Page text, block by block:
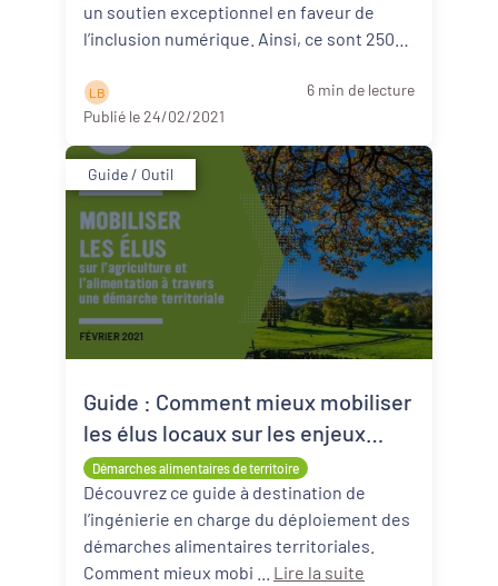
un soutien exceptionnel en faveur de
l’inclusion numérique. Ainsi, ce sont 250
L B
6 min de lecture
Publié le 24/02/2021
Guide / Outil
Démarches alimentaires de territoire
Guide : Comment mieux mobiliser
les élus locaux sur les enjeux
d’une transition alimentaire ?
Découvrez ce guide à destination de
l’ingénierie en charge du déploiement des
démarches alimentaires territoriales.
Lire la suite